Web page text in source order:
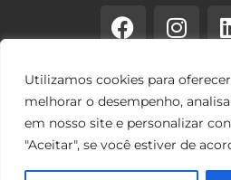
Utilizamos cookies para
melhorar o desempenho,
em nosso site e personalizar
"Aceitar", se você estiver de